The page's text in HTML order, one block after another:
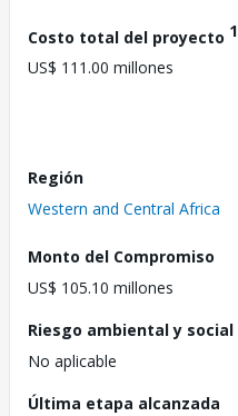
Costo total del proyecto 1
US$ 111.00 millones
Región
Western and Central Africa
Monto del Compromiso
US$ 105.10 millones
Riesgo ambiental y social
No aplicable
Última etapa alcanzada